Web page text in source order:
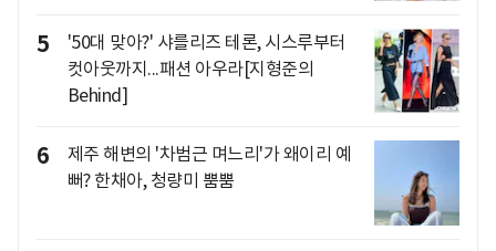
5
'50대 맞아?' 샤를리즈 테론, 시스루부터
컷아웃까지...패션 아우라[지형준의
Behind]
6
제주 해변의 '차범근 며느리'가 왜이리 예
뻐? 한채아, 청량미 뿜뿜